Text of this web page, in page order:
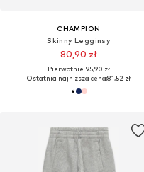
CHAMPION
Skinny Legginsy
80,90 zł
Pierwotnie: 95,90 zł
Ostatnia najniższa cena:81,52 zł